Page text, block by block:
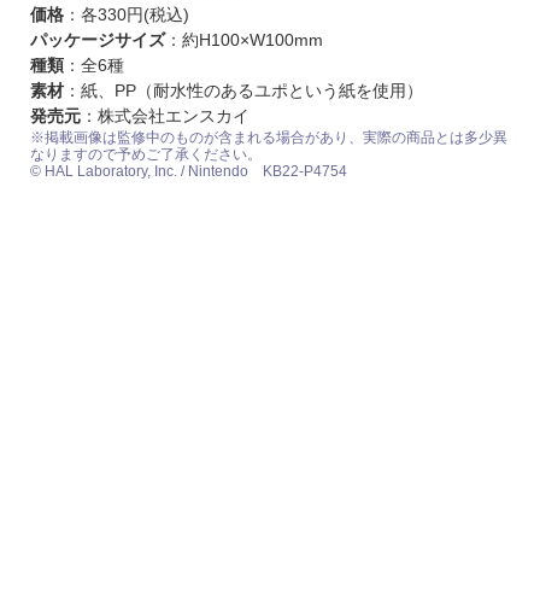
価格：各330円(税込)
パッケージサイズ：約H100×W100mm
種類：全6種
素材：紙、PP（耐水性のあるユポという紙を使用）
発売元：株式会社エンスカイ
※掲載画像は監修中のものが含まれる場合があり、実際の商品とは多少異
なりますので予めご了承ください。
© HAL Laboratory, Inc. / Nintendo KB22-P4754